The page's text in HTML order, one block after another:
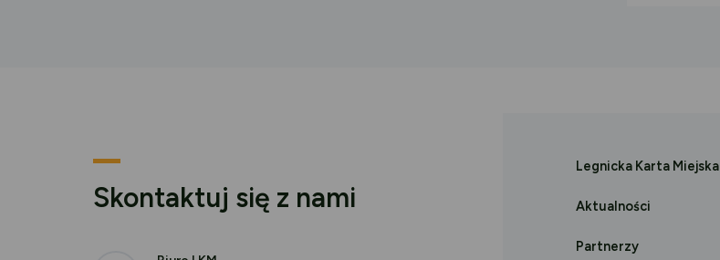
Skontaktuj się z nami
Legnicka Karta Miejska
Aktualności
Partnerzy